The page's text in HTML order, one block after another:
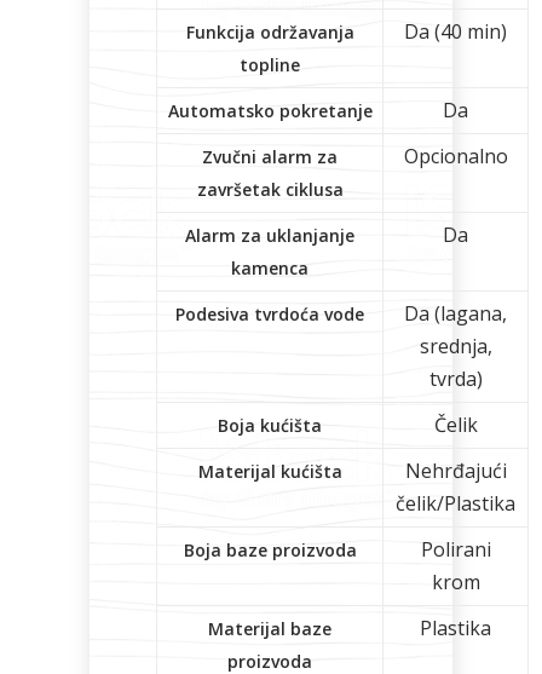
Funkcija održavanja
topline
Da (40 min)
Automatsko pokretanje Da
Zvučni alarm za
završetak ciklusa
Opcionalno
Alarm za uklanjanje
kamenca
Da
Podesiva tvrdoća vode
Da (lagana,
srednja,
tvrda)
Boja kućišta Čelik
Materijal kućišta
Nehrđajući
čelik/Plastika
Boja baze proizvoda
Polirani
krom
Materijal baze
proizvoda
Plastika